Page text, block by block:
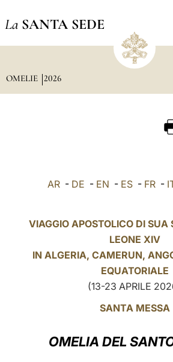
La SANTA SEDE
OMELIE 2026
AR - DE - EN - ES - FR -
VIAGGIO APOSTOLICO DI SUA
LEONE XIV
IN ALGERIA, CAMERUN,
EQUATORIALE
(13-23 APRILE
SANTA MESSA
OMELIA DEL